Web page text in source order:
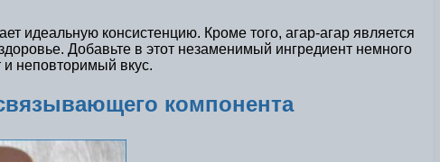
идеальную консистенцию. Кроме того, агар-агар является
Добавьте в этот незаменимый ингредиент немного
и неповторимый вкус.
компонента